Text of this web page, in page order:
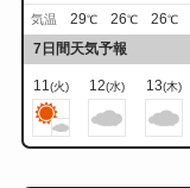
気温 29℃ 26℃ 26℃
7日間天気予報
11(火) 12(水) 13(木)